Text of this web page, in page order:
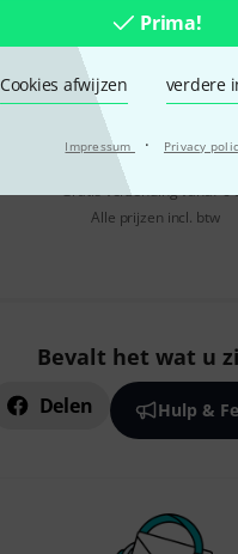
Prima!
Cookies afwijzen verdere
Impressum · Privacy
ZildjianFlap Laptop
Direct leverbaar
Gratis verzending vanaf €
Alle prijzen incl. btw
Bevalt het wat u
Delen Hulp &